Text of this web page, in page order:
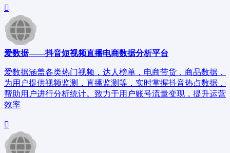
爱数据——抖音短视频直播电商数据分析平台
爱数据涵盖各类热门视频，达人榜单，电商带货，商品数据，
为用户提供视频监测，直播监测等，实时掌握抖音热点数据，
帮助用户进行分析统计。致力于用户账号流量变现，提升运营
效率